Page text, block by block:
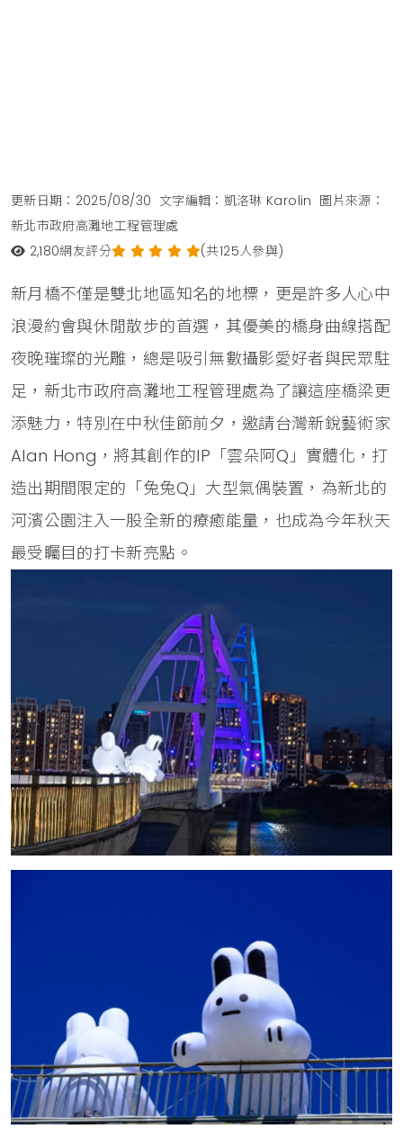
更新日期：2025/08/30 文字編輯：凱洛琳 Karolin 圖片來源：
新北市政府高灘地工程管理處
2,180網友評分 (共125人參與)
新月橋不僅是雙北地區知名的地標，更是許多人心中
浪漫約會與休閒散步的首選，其優美的橋身曲線搭配
夜晚璀璨的光雕，總是吸引無數攝影愛好者與民眾駐
足，新北市政府高灘地工程管理處為了讓這座橋梁更
添魅力，特別在中秋佳節前夕，邀請台灣新銳藝術家
Alan Hong，將其創作的IP「雲朵阿Q」實體化，打
造出期間限定的「兔兔Q」大型氣偶裝置，為新北的
河濱公園注入一股全新的療癒能量，也成為今年秋天
最受矚目的打卡新亮點。